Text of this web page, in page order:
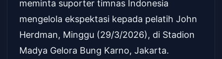
meminta suporter timnas Indonesia
mengelola ekspektasi kepada pelatih John
Herdman, Minggu (29/3/2026), di Stadion
Madya Gelora Bung Karno, Jakarta.